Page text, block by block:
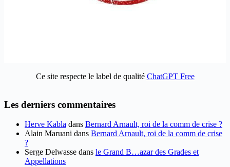
Ce site respecte le label de qualité ChatGPT Free
Les derniers commentaires
Herve Kabla dans Bernard Arnault, roi de la comm de crise ?
Alain Maruani dans Bernard Arnault, roi de la comm de crise
?
Serge Delwasse dans le Grand B…azar des Grades et
Appellations